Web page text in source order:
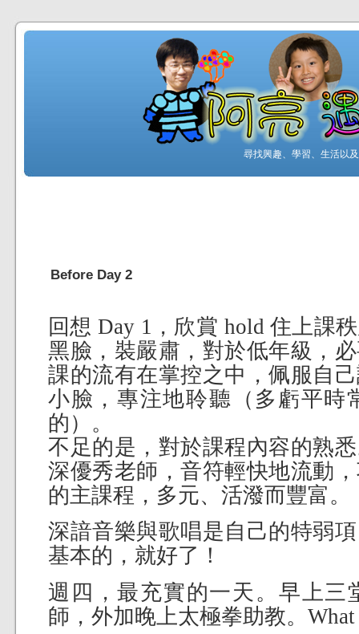
尋找興趣、學習、生活以
Before Day 2
回想 Day 1，欣賞 hold 住上課
黑臉，裝嚴肅，對於低年級，
課的流有在掌控之中，佩服自
小臉，專注地聆聽（多虧平時
的）。
不足的是，對於課程內容的熟
深優秀老師，音符輕快地流動
的主課程，多元、活潑而豐富。
深諳音樂與歌唱是自己的特弱
基本的，就好了！
週四，最充實的一天。早上三
師，外加晚上太極拳助教。What